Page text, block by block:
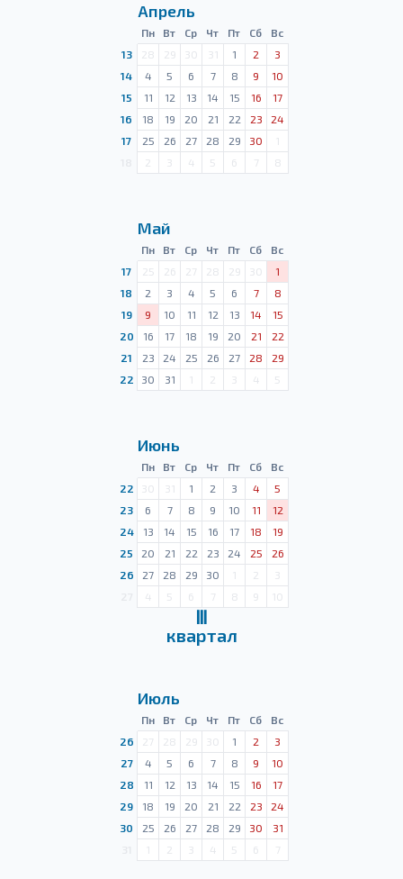
Апрель
Пн Вт Ср Чт Пт Сб
Вс
13
28 29 30 31 1 2
3
14
4 5 6 7 8 9
10
15
11 12 13 14 15 16
17
16
18 19 20 21 22 23
24
17
25 26 27 28 29 30
1
2 3 4 5 6 7 8
Май
Пн Вт Ср Чт Пт Сб
Вс
17
25 26 27 28 29 30
1
18
2 3 4 5 6 7
8
19
9 10 11 12 13 14
15
20
16 17 18 19 20 21
22
21
23 24 25 26 27 28
29
22
30 31 1 2 3 4 5
Июнь
Пн Вт Ср Чт Пт Сб
Вс
22
30 31 1 2 3 4
5
23
6 7 8 9 10 11
12
24
13 14 15 16 17 18
19
25
20 21 22 23 24 25
26
26
27 28 29 30 1 2
3
4 5 6 7 8 9 10
Ⅲ
квартал
Июль
Пн Вт Ср Чт Пт Сб
Вс
26
27 28 29 30 1 2
3
27
4 5 6 7 8 9
10
28
11 12 13 14 15 16
17
29
18 19 20 21 22 23
24
30
25 26 27 28 29 30
31
1 2 3 4 5 6 7